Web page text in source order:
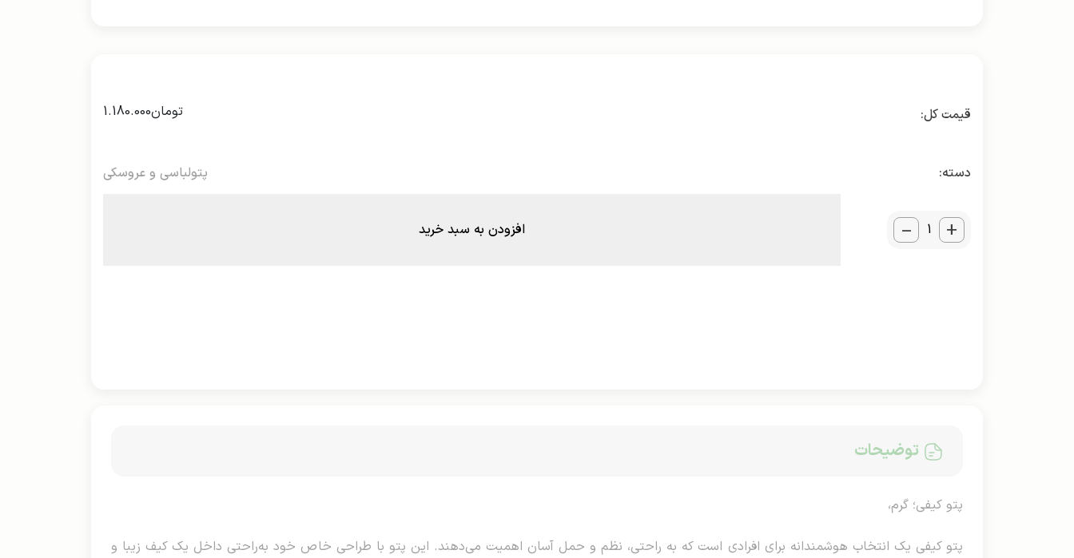
تومان1.180.000
دسته: پتولباسی و عروسکی
_ + افزودن به سبد خرید
توضیحات
پتو کیفی؛ گرم،
پتو کیفی یک انتخاب هوشمندانه برای افرادی است که به راحتی، نظم و حمل آسان اهمیت می‌دهند. این پتو با طراحی خاص خود به‌راحتی داخل یک کیف زیبا و